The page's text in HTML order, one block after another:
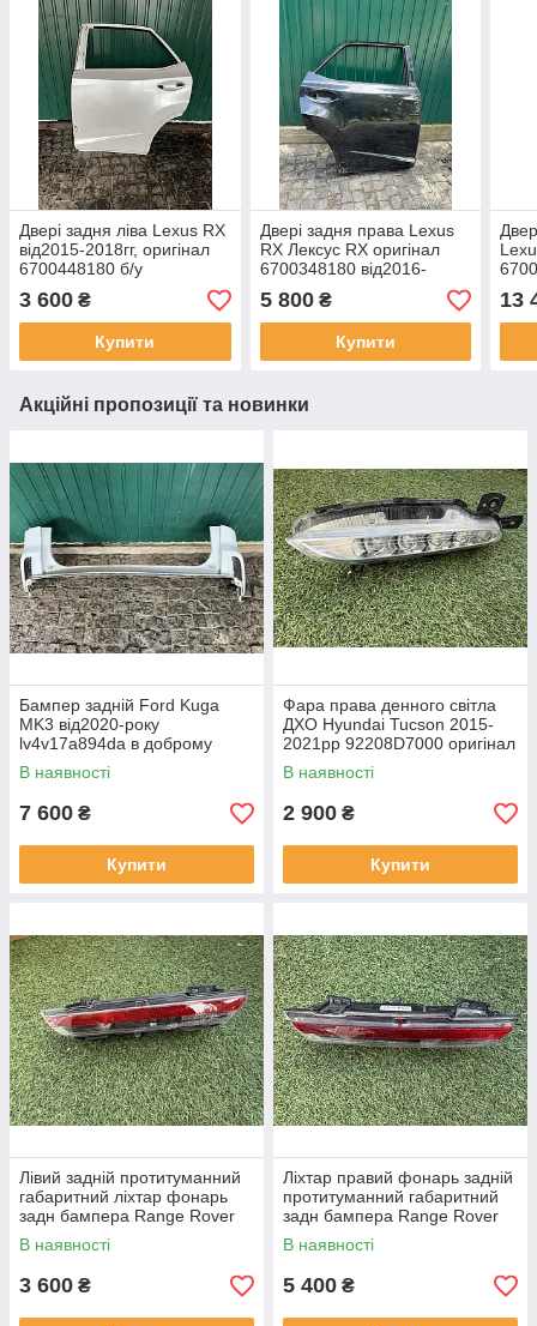
Двері задня ліва Lexus RX
від2015-2018гг, оригінал
6700448180 б/у
3 600 ₴
Купити
Двері задня права Lexus
RX Лексус RX оригінал
6700348180 від2016-
2022гг
5 800₴
Купити
13
Акційні пропозиції та новинки
Бампер задній Ford Kuga
MK3 від2020-року
lv4v17a894da в доброму
стані , можно не фарбувати
В наявності
7 600 ₴
Купити
Фара права денного світла
ДХО Hyundai Tucson 2015-
2021рр 92208D7000 оригінал
бв відсутнє одне кріплення,
повністю робоча
В наявності
2 900 ₴
Купити
Лівий задній протитуманний
габаритний ліхтар фонарь
задн бампера Range Rover
L460 від 2021-рр LR152299
оригінал бв повністю р
В наявності
3 600 ₴
Ліхтар правий фонарь задній
протитуманний габаритний
задн бампера Range Rover
L460 від2021-рр, LR152295
оригінал повністю робо
В наявності
5 400 ₴